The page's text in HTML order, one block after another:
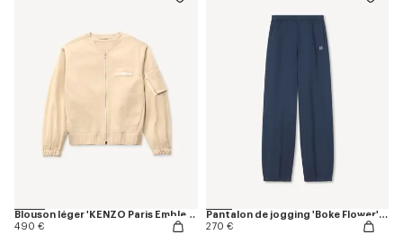
Blouson léger 'KENZO Paris Emblem' en coton
490 €
Pantalon de jogging 'Boke Flower' en coton
270 €